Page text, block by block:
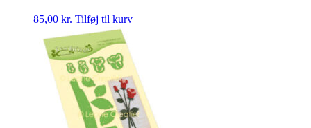
85,00 kr. Tilføj til kurv